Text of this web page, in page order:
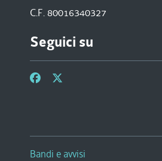
C.F. 80016340327
Seguici su
Bandi e avvisi